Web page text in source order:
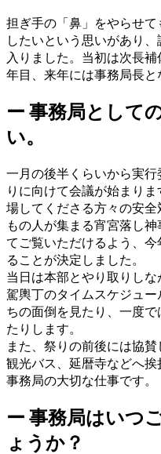
担ぎ手の「鼻」をやらせ
したいという思いがあり
入りました。当初は次長
年目、来年には事務局長と
ー 事務局として
い。
一月の後半くらいから実
りに向けて会議が始まり
場してくださる方々の安
もの人が集まる宵宮落し
てご覧いただけるよう、
ることが決定しました。
当日は本部とやり取りし
駕輿丁のタイムスケジュ
ちの面倒を見たり、一度
たりします。
また、祭りの前後には協賛
観光バス、延暦寺などへ
事務局の大切な仕事です。
ー 事務局はいつ
ょうか？